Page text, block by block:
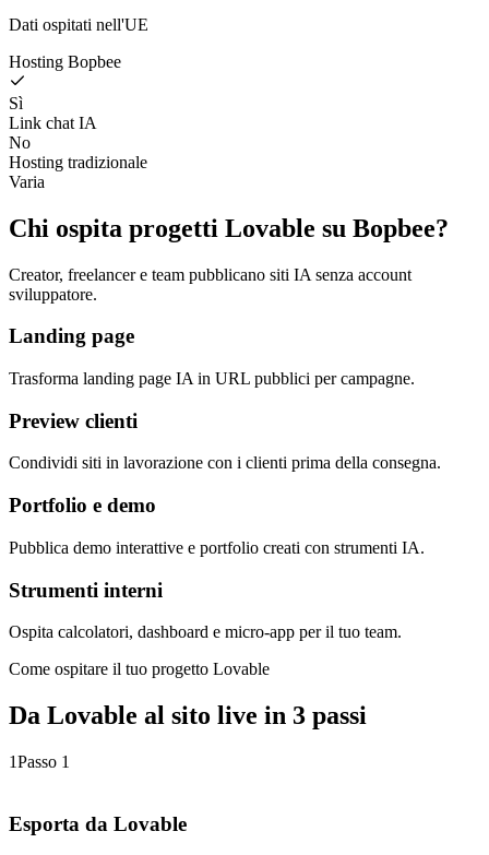
Dati ospitati nell'UE
Hosting Bopbee
Sì
Link chat IA
No
Hosting tradizionale
Varia
Chi ospita progetti Lovable su Bopbee?
Creator, freelancer e team pubblicano siti IA senza account
sviluppatore.
Landing page
Trasforma landing page IA in URL pubblici per campagne.
Preview clienti
Condividi siti in lavorazione con i clienti prima della consegna.
Portfolio e demo
Pubblica demo interattive e portfolio creati con strumenti IA.
Strumenti interni
Ospita calcolatori, dashboard e micro-app per il tuo team.
Come ospitare il tuo progetto Lovable
Da Lovable al sito live in 3 passi
1Passo 1
Esporta da Lovable